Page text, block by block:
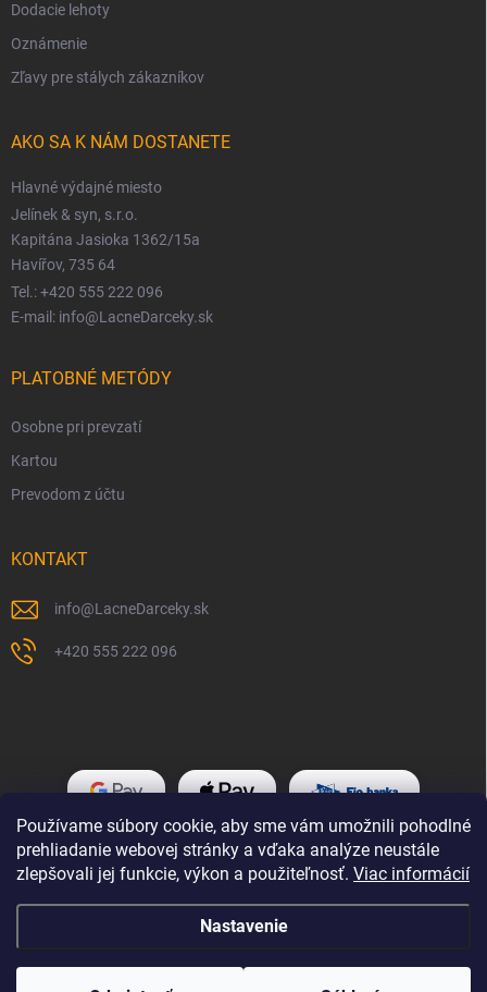
Používame súbory cookie, aby sme vám umožnili pohodlné
prehliadanie webovej stránky a vďaka analýze neustále
zlepšovali jej funkcie, výkon a použiteľnosť. Viac informácií
Nastavenie
Dodacie lehoty
Oznámenie
Zľavy pre stálych zákazníkov
AKO SA K NÁM DOSTANETE
Hlavné výdajné miesto
Jelínek & syn, s.r.o.
Kapitána Jasioka 1362/15a
Havířov, 735 64
Tel.: +420 555 222 096
E-mail: info@LacneDarceky.sk
PLATOBNÉ METÓDY
Osobne pri prevzatí
Kartou
Prevodom z účtu
KONTAKT
info@LacneDarceky.sk
+420 555 222 096
Copyright 2026LacneDarceky.sk . Všetky práva vyhradené.